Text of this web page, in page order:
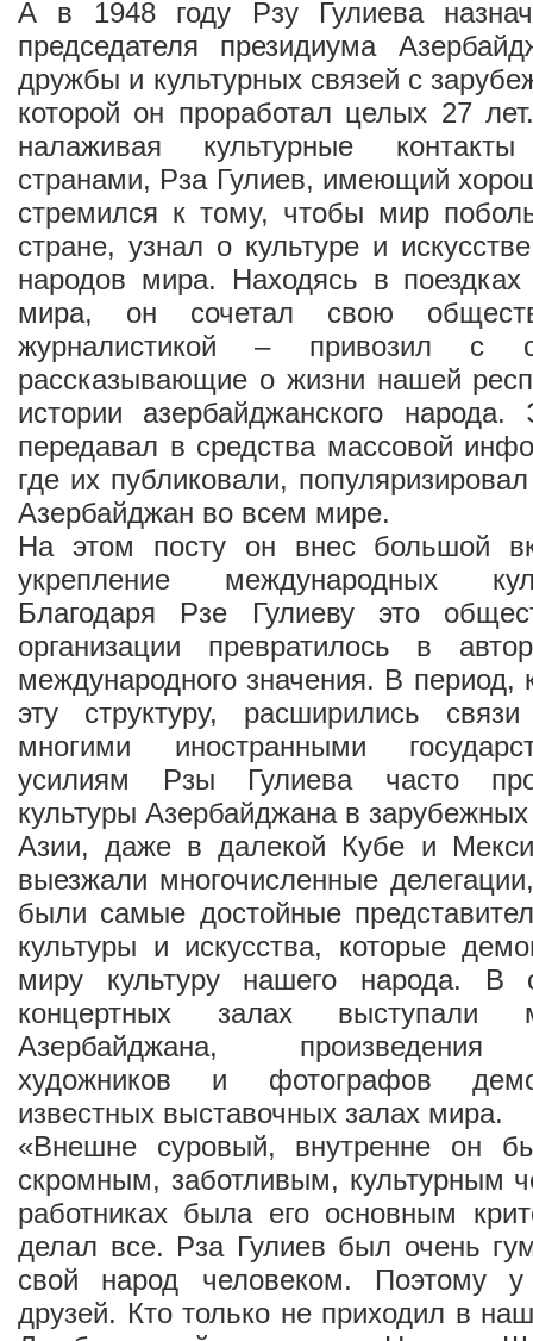
А в 1948 году Рзу Гулиева
председателя президиума
дружбы и культурных связей с
которой он проработал целых 27
налаживая культурные
странами, Рза Гулиев, имеющий
стремился к тому, чтобы мир
стране, узнал о культуре и
народов мира. Находясь в
мира, он сочетал свою
журналистикой – привозил с
рассказывающие о жизни нашей
истории азербайджанского
передавал в средства массовой
где их публиковали,
Азербайджан во всем мире.
На этом посту он внес большой
укрепление международных
Благодаря Рзе Гулиеву это
организации превратилось в
международного значения. В период,
эту структуру, расширились
многими иностранными
усилиям Рзы Гулиева часто
культуры Азербайджана в
Азии, даже в далекой Кубе и
выезжали многочисленные
были самые достойные
культуры и искусства, которые
миру культуру нашего народа. В
концертных залах выступали
Азербайджана, произведения
художников и фотографов
известных выставочных залах мира.
«Внешне суровый, внутренне он
скромным, заботливым, культурным
работниках была его основным
делал все. Рза Гулиев был очень
свой народ человеком. Поэтому
друзей. Кто только не приходил в